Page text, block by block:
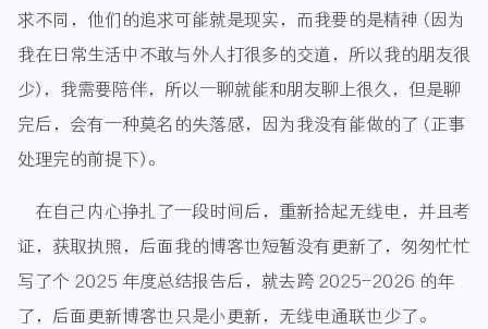
求不同，他们的追求可能就是现实，而我要的是精神 (因为
我在日常生活中不敢与外人打很多的交道，所以我的朋友很
少)，我需要陪伴，所以一聊就能和朋友聊上很久，但是聊
完后，会有一种莫名的失落感，因为我没有能做的了 (正事
处理完的前提下)。
在自己内心挣扎了一段时间后，重新拾起无线电，并且考
证，获取执照，后面我的博客也短暂没有更新了，匆匆忙忙
写了个 2025 年度总结报告后，就去跨 2025-2026 的年
了，后面更新博客也只是小更新，无线电通联也少了。